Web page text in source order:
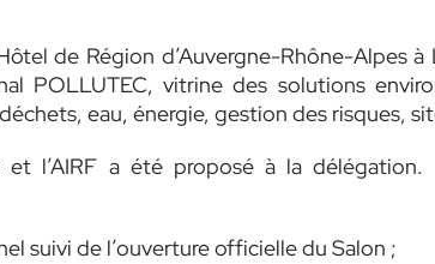
de Région d’Auvergne-Rhône-Alpes
POLLUTEC, vitrine des solutions
eau, énergie, gestion des risques,
et l’AIRF a été proposé à la
suivi de l’ouverture officielle du Salon ;